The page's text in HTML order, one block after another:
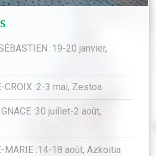
:19-20 janvier,
CROIX :2-3 mai, Zestoa
:30 juillet-2 août,
MARIE :14-18 août, Azkoitia